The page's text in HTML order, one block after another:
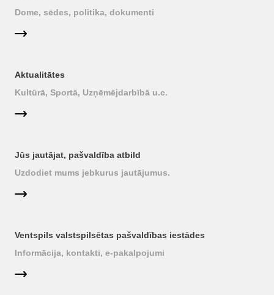
Dome, sēdes, politika, dokumenti
Aktualitātes
Kultūrā, Sportā, Uzņēmējdarbībā u.c.
Jūs jautājat, pašvaldība atbild
Uzdodiet mums jebkurus jautājumus.
Ventspils valstspilsētas pašvaldības iestādes
Informācija, kontakti, e-pakalpojumi